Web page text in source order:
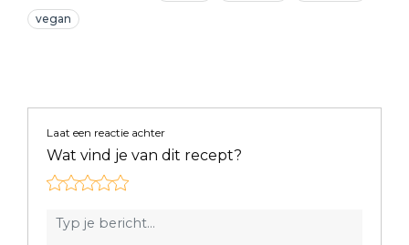
vegan
Laat een reactie achter
Wat vind je van dit recept?